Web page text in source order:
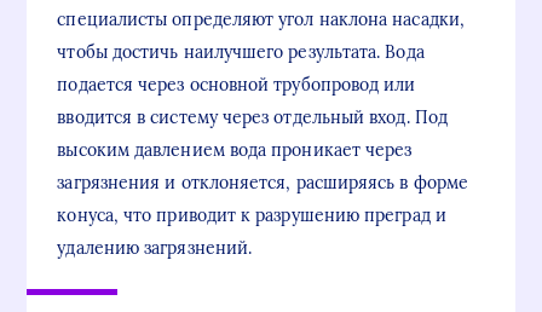
специалисты определяют угол наклона насадки,
чтобы достичь наилучшего результата. Вода
подается через основной трубопровод или
вводится в систему через отдельный вход. Под
высоким давлением вода проникает через
загрязнения и отклоняется, расширяясь в форме
конуса, что приводит к разрушению преград и
удалению загрязнений.